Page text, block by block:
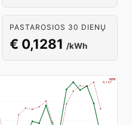
PASTAROSIOS 30 DIENŲ
€ 0,1281 /kWh
6,147
MW